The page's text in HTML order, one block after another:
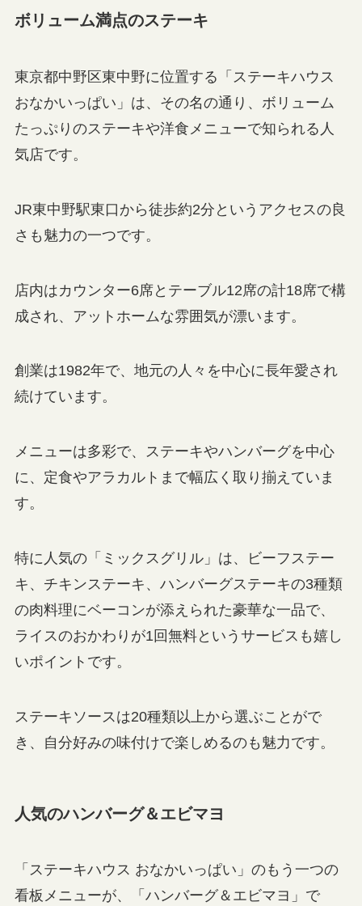
ボリューム満点のステーキ
東京都中野区東中野に位置する「ステーキハウス
おなかいっぱい」は、その名の通り、ボリューム
たっぷりのステーキや洋食メニューで知られる人
気店です。
JR東中野駅東口から徒歩約2分というアクセスの良
さも魅力の一つです。
店内はカウンター6席とテーブル12席の計18席で構
成され、アットホームな雰囲気が漂います。
創業は1982年で、地元の人々を中心に長年愛され
続けています。
メニューは多彩で、ステーキやハンバーグを中心
に、定食やアラカルトまで幅広く取り揃えていま
す。
特に人気の「ミックスグリル」は、ビーフステー
キ、チキンステーキ、ハンバーグステーキの3種類
の肉料理にベーコンが添えられた豪華な一品で、
ライスのおかわりが1回無料というサービスも嬉し
いポイントです。
ステーキソースは20種類以上から選ぶことがで
き、自分好みの味付けで楽しめるのも魅力です。
人気のハンバーグ＆エビマヨ
「ステーキハウス おなかいっぱい」のもう一つの
看板メニューが、「ハンバーグ＆エビマヨ」で